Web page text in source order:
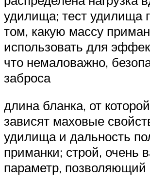
удилища; тест удилища
том, какую массу
использовать для
что немаловажно,
заброса
длина бланка, от
зависят маховые
удилища и дальность
приманки; строй, очень
параметр, позволяющий